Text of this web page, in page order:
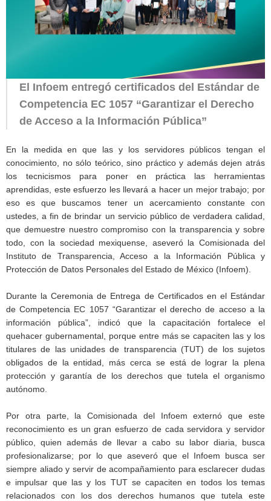
El Infoem entregó certificados del Estándar de
Competencia EC 1057 “Garantizar el Derecho
de Acceso a la Información Pública”
En la medida en que las y los servidores públicos tengan el
conocimiento, no sólo teórico, sino práctico y además dejen atrás
los tecnicismos para poner en práctica las herramientas
aprendidas, este esfuerzo les llevará a hacer un mejor trabajo; por
eso es que buscamos tener un acercamiento constante con
ustedes, a fin de brindar un servicio público de verdadera calidad,
que demuestre nuestro compromiso con la transparencia y sobre
todo, con la sociedad mexiquense, aseveró la Comisionada del
Instituto de Transparencia, Acceso a la Información Pública y
Protección de Datos Personales del Estado de México (Infoem).
Durante la Ceremonia de Entrega de Certificados en el Estándar
de Competencia EC 1057 “Garantizar el derecho de acceso a la
información pública”, indicó que la capacitación fortalece el
quehacer gubernamental, porque entre más se capaciten las y los
titulares de las unidades de transparencia (TUT) de los sujetos
obligados de la entidad, más cerca se está de lograr la plena
protección y garantía de los derechos que tutela el organismo
autónomo.
Por otra parte, la Comisionada del Infoem externó que este
reconocimiento es un gran esfuerzo de cada servidora y servidor
público, quien además de llevar a cabo su labor diaria, busca
profesionalizarse; por lo que aseveró que el Infoem busca ser
siempre aliado y servir de acompañamiento para esclarecer dudas
e impulsar que las y los TUT se capaciten en todos los temas
relacionados con los dos derechos humanos que tutela este